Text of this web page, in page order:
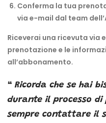
Conferma la tua
via e-mail dal team
Riceverai una ricevuta via
prenotazione e le
all’abbonamento.
Ricorda che se hai
durante il processo
sempre contattare il